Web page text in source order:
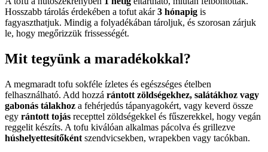
Hosszabb tárolás érdekében a tofut akár3 hónapig is
fagyaszthatjuk. Mindig a folyadékában tároljuk, és szorosan zárjuk
le, hogy megőrizzük frissességét.
Mit tegyünk a maradékokkal?
A megmaradt tofu sokféle ízletes és egészséges ételben
felhasználható. Add hozzá rántott zöldségekhez, salátákhoz vagy
gabonás tálakhoz a fehérjedús tápanyagokért, vagy keverd össze
egy rántott tojás recepttel zöldségekkel és fűszerekkel, hogy vegán
reggelit készíts. A tofu kiválóan alkalmas pácolva és grillezve
húshelyettesítőként szendvicsekben, wrapekben vagy tacókban.